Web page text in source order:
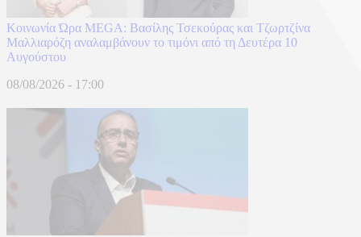
Κοινωνία Ώρα MEGA: Βασίλης Τσεκούρας και Τζωρτζίνα
Μαλλιαρόζη αναλαμβάνουν το τιμόνι από τη Δευτέρα 10
Αυγούστου
08/08/2026 - 17:00